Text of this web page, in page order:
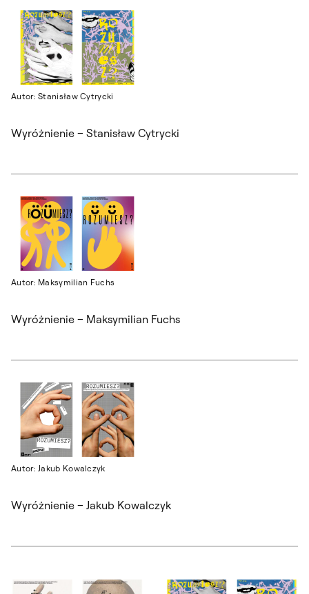
Autor: Stanisław Cytrycki
Wyróżnienie – Stanisław Cytrycki
Autor: Maksymilian Fuchs
Wyróżnienie – Maksymilian Fuchs
Autor: Jakub Kowalczyk
Wyróżnienie – Jakub Kowalczyk